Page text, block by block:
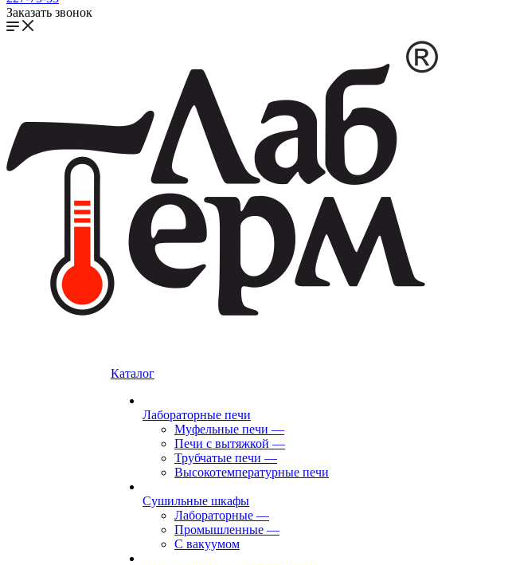
Заказать звонок
Каталог
Лабораторные печи
Муфельные печи —
Печи с вытяжкой —
Трубчатые печи —
Высокотемпературные печи
Сушильные шкафы
Лабораторные —
Промышленные —
С вакуумом